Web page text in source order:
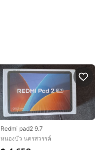
Redmi pad2 9.7
หนองบัว นครสวรรค์